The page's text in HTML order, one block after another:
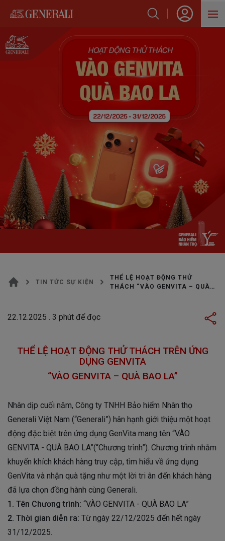
SẢN PHẨM
HỖ TRỢ KHÁCH HÀNG
VỀ TRANG CHỦ
THỂ LỆ HOẠT ĐỘNG THỬ
TIN TỨC SỰ KIỆN
THỂ LỆ HOẠT ĐỘNG THỬ
THÁCH “VÀO GENVITA – QUÀ
22.12.2025 . 3 phút để đọc
THỂ LỆ HOẠT ĐỘNG THỬ THÁCH TRÊN ỨNG
DỤNG GENVITA
“VÀO GENVITA – QUÀ BAO LA”
Nhân dịp cuối năm, Công ty TNHH Bảo hiểm Nhân thọ
Generali Việt Nam (“Generali”) hân hạnh giới thiệu một hoạt
động đặc biệt trên ứng dụng GenVita mang tên “VÀO
GENVITA - QUÀ BAO LA”(“Chương trình”). Chương trình nhằm
khuyến khích khách hàng truy cập, tìm hiểu về ứng dụng
GenVita và nhận quà tặng như một lời tri ân đến khách hàng
đã lựa chọn đồng hành cùng Generali.
1. Tên Chương trình: “VÀO GENVITA - QUÀ BAO LA”
2. Thời gian diễn ra: Từ ngày 22/12/2025 đến hết ngày
31/12/2025.